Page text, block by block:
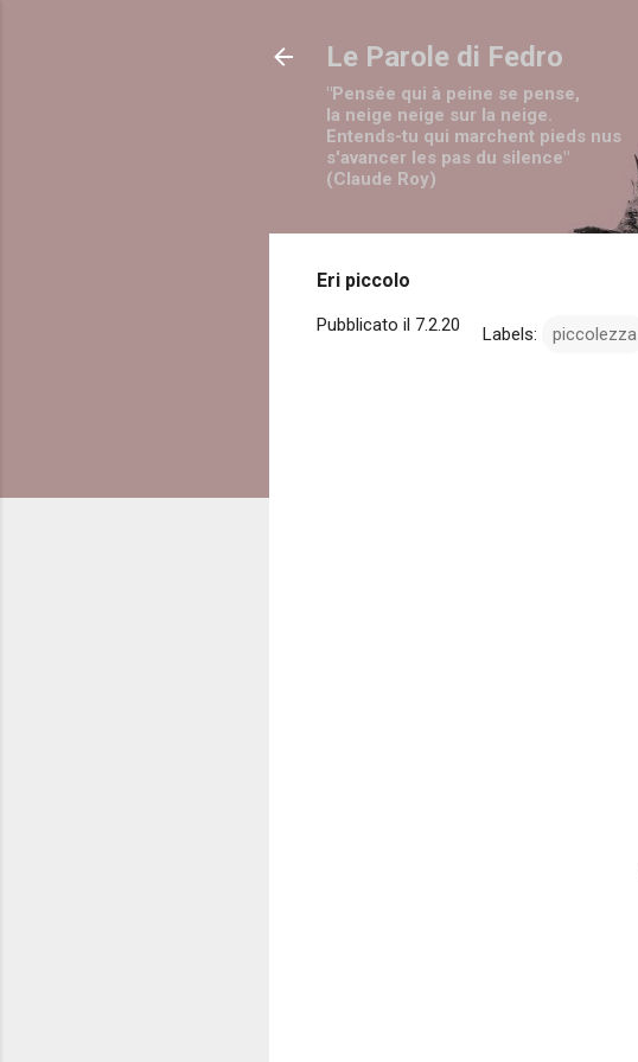
Le Parole di Fedro
"Pensée qui à peine se pense,
la neige neige sur la neige.
Entends-tu qui marchent pieds nus
s'avancer les pas du silence"
(Claude Roy)
Eri piccolo
Pubblicato il 7.2.20 Labels: piccolezza